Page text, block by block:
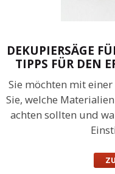
DEKUPIERSÄGE
TIPPS FÜR DEN
Sie möchten mit
Sie, welche
achten sollten und